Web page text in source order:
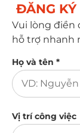
ĐĂNG KÝ
Vui lòng điền
hỗ trợ nhanh
Họ và tên *
Vị trí công việc